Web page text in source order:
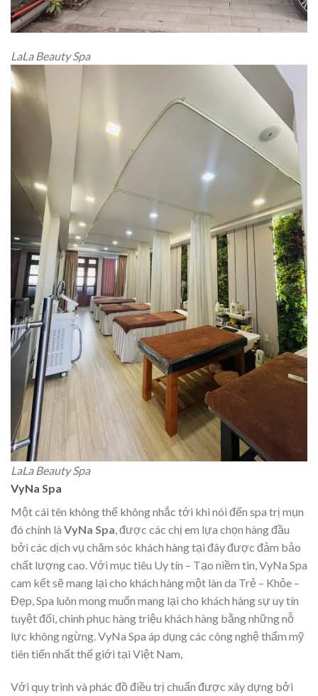
LaLa Beauty Spa
LaLa Beauty Spa
VyNa Spa
Một cái tên không thể không nhắc tới khi nói đến spa trị mụn
đó chính là VyNa Spa, được các chị em lựa chọn hàng đầu
bởi các dịch vụ chăm sóc khách hàng tại đây được đảm bảo
chất lượng cao. Với mục tiêu Uy tín – Tạo niềm tin, VyNa Spa
cam kết sẽ mang lại cho khách hàng một làn da Trẻ – Khỏe –
Đẹp, Spa luôn mong muốn mang lại cho khách hàng sự uy tín
tuyệt đối, chinh phục hàng triệu khách hàng bằng những nỗ
lực không ngừng. VyNa Spa áp dụng các công nghệ thẩm mỹ
tiên tiến nhất thế giới tại Việt Nam,
Với quy trình và phác đồ điều trị chuẩn được xây dựng bởi